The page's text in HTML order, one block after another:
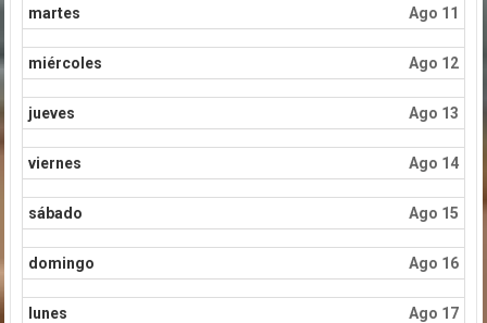
martes Ago 11
miércoles Ago 12
jueves Ago 13
viernes Ago 14
sábado Ago 15
domingo Ago 16
lunes Ago 17